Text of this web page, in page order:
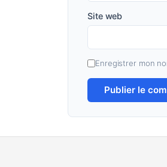
Site web
Enregistrer mon